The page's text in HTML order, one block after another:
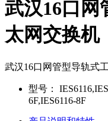
武汉16口网
太网交换机
武汉16口网管型导轨式
型号：
6F,IES6116-8F